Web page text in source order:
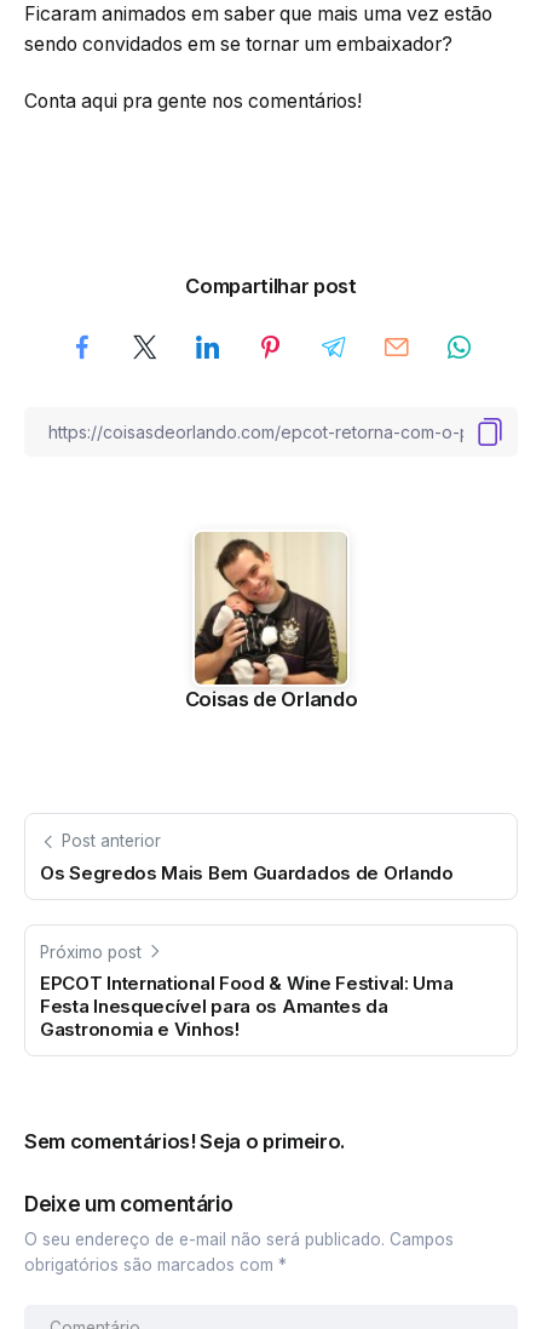
Ficaram animados em saber que mais uma vez estão
sendo convidados em se tornar um embaixador?
Conta aqui pra gente nos comentários!
Compartilhar post
Coisas de Orlando
Post anterior
Os Segredos Mais Bem Guardados de Orlando
Próximo post
EPCOT International Food & Wine Festival: Uma
Festa Inesquecível para os Amantes da
Gastronomia e Vinhos!
Sem comentários! Seja o primeiro.
Deixe um comentário
O seu endereço de e-mail não será publicado. Campos
obrigatórios são marcados com *